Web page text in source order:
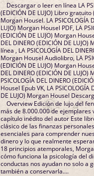
Descargar o leer en línea LA
(EDICIÓN DE LUJO) Libro
Morgan Housel. LA PSICOLOGÍA
LUJO) Morgan Housel PDF, LA
(EDICIÓN DE LUJO) Morgan
DEL DINERO (EDICIÓN DE
línea , LA PSICOLOGÍA DEL
Morgan Housel Audiolibro, LA
(EDICIÓN DE LUJO) Morgan
DEL DINERO (EDICIÓN DE
PSICOLOGÍA DEL DINERO
Housel Epub VK, LA PSICOLOGÍA
DE LUJO) Morgan Housel
Overview Edición de lujo del
más de 8.000.000 de ejemplares
capítulo inédito del autor Este
clásico de las finanzas
esenciales para comprender
dinero y lo que realmente
18 principios atemporales,
cómo funciona la psicología del
conductas nos ayudan no solo a
también a conservarla....